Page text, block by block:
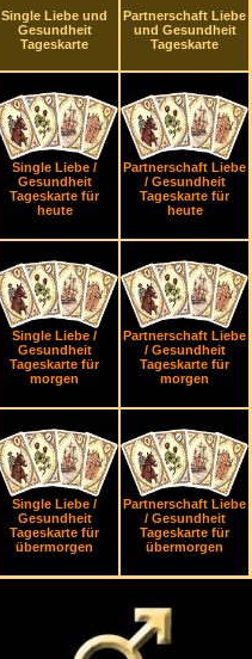
Single Liebe und
Gesundheit
Tageskarte
Partnerschaft Liebe
und Gesundheit
Tageskarte
Single Liebe /
Gesundheit
Tageskarte für
heute
Partnerschaft Liebe
/ Gesundheit
Tageskarte für
heute
Single Liebe /
Gesundheit
Tageskarte für
morgen
Partnerschaft Liebe
/ Gesundheit
Tageskarte für
morgen
Single Liebe /
Gesundheit
Tageskarte für
übermorgen
Partnerschaft Liebe
/ Gesundheit
Tageskarte für
übermorgen